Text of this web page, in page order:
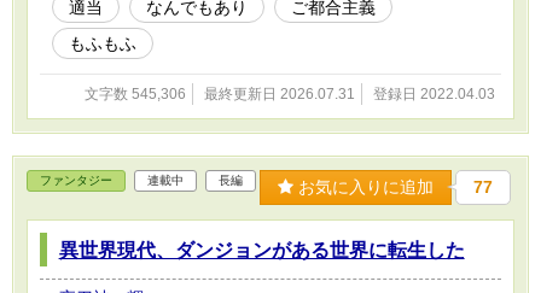
公が時には、異世界の食材を使い、めんどくさい時はインスタント
食品までが飛び交う、そんな素人料理屋、八百万、異世界人に急か
され、渋々開店！？
適当
なんでもあり
ご都合主義
もふもふ
文字数 545,306 最終更新日 2026.07.31 登録日 2022.04.03
ファンタジー 連載中 長編 お気に入りに追加 77
異世界現代、ダンジョンがある世界に転生した